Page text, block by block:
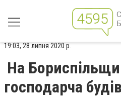
19:03, 28 липня 2020 р.
На
господарча